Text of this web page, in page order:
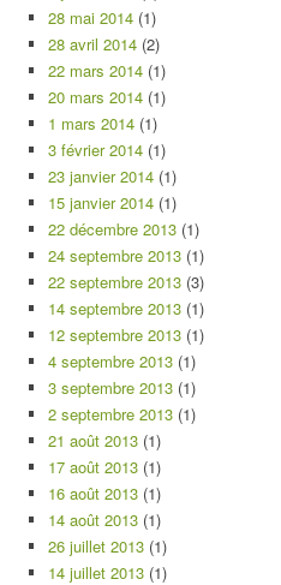
28 mai 2014 (1)
28 avril 2014 (2)
22 mars 2014 (1)
20 mars 2014 (1)
1 mars 2014 (1)
3 février 2014 (1)
23 janvier 2014 (1)
15 janvier 2014 (1)
22 décembre 2013 (1)
24 septembre 2013 (1)
22 septembre 2013 (3)
14 septembre 2013 (1)
12 septembre 2013 (1)
4 septembre 2013 (1)
3 septembre 2013 (1)
2 septembre 2013 (1)
21 août 2013 (1)
17 août 2013 (1)
16 août 2013 (1)
14 août 2013 (1)
26 juillet 2013 (1)
14 juillet 2013 (1)